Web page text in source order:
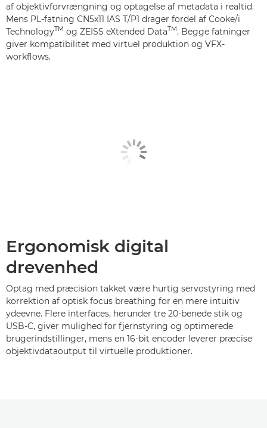
af objektivforvrængning og optagelse af metadata i realtid.
Mens PL-fatning CN5x11 IAS T/P1 drager fordel af Cooke/i
TechnologyTM og ZEISS eXtended DataTM . Begge fatninger
giver kompatibilitet med virtuel produktion og VFX-
workflows.
Ergonomisk digital
drevenhed
Optag med præcision takket være hurtig servostyring med
korrektion af optisk focus breathing for en mere intuitiv
ydeevne. Flere interfaces, herunder tre 20-benede stik og
USB-C, giver mulighed for fjernstyring og optimerede
brugerindstillinger, mens en 16-bit encoder leverer præcise
objektivdataoutput til virtuelle produktioner.